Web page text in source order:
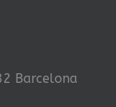
Barcelona